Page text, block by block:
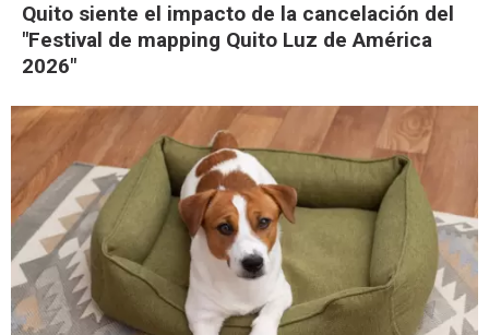
Quito siente el impacto de la cancelación del
"Festival de mapping Quito Luz de América
2026"